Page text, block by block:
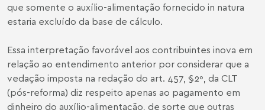
que somente o auxílio-alimentação fornecido in natura
estaria excluído da base de cálculo.
Essa interpretação favorável aos contribuintes inova em
relação ao entendimento anterior por considerar que a
vedação imposta na redação do art. 457, §2º, da CLT
(pós-reforma) diz respeito apenas ao pagamento em
dinheiro do auxílio-alimentação, de sorte que outras